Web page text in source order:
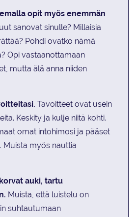
opit myös enemmän
sanovat sinulle? Millaisia
Pohdi ovatko nämä
Opi vastaanottamaan
mutta älä anna niiden
Tavoitteet ovat usein
Keskity ja kulje niitä kohti.
omat intohimosi ja pääset
Muista myös nauttia
auki, tartu
Muista, että luistelu on
suhtautumaan